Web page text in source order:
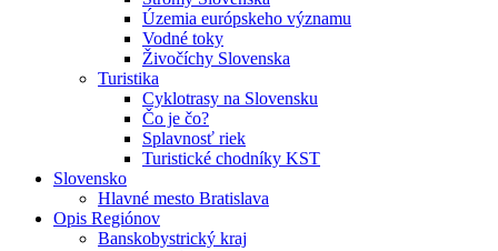
Územia európskeho významu
Vodné toky
Živočíchy Slovenska
Turistika
Cyklotrasy na Slovensku
Čo je čo?
Splavnosť riek
Turistické chodníky KST
Slovensko
Hlavné mesto Bratislava
Opis Regiónov
Banskobystrický kraj